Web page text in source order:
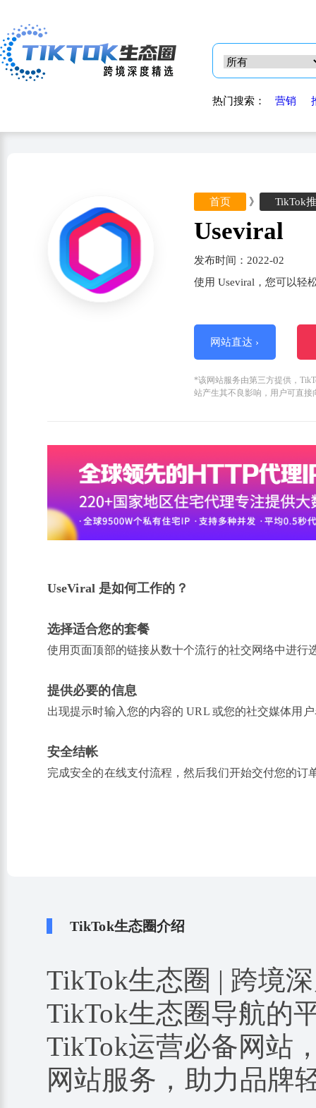
热门搜索： 营销
首页 》 TikTok
Useviral
发布时间：2022-02
使用 Useviral，您可以轻
网站直达 ›
*该网站服务由第三方提供，
站产生其不良影响，用户可直
UseViral 是如何工作的？
选择适合您的套餐
使用页面顶部的链接从数十个流行的社交网络中进行
提供必要的信息
出现提示时输入您的内容的 URL 或您的社交媒体用
安全结帐
完成安全的在线支付流程，然后我们开始交付您的订
TikTok生态圈介绍
TikTok生态圈 | 跨境
TikTok生态圈导航的
TikTok运营必备网站
网站服务，助力品牌